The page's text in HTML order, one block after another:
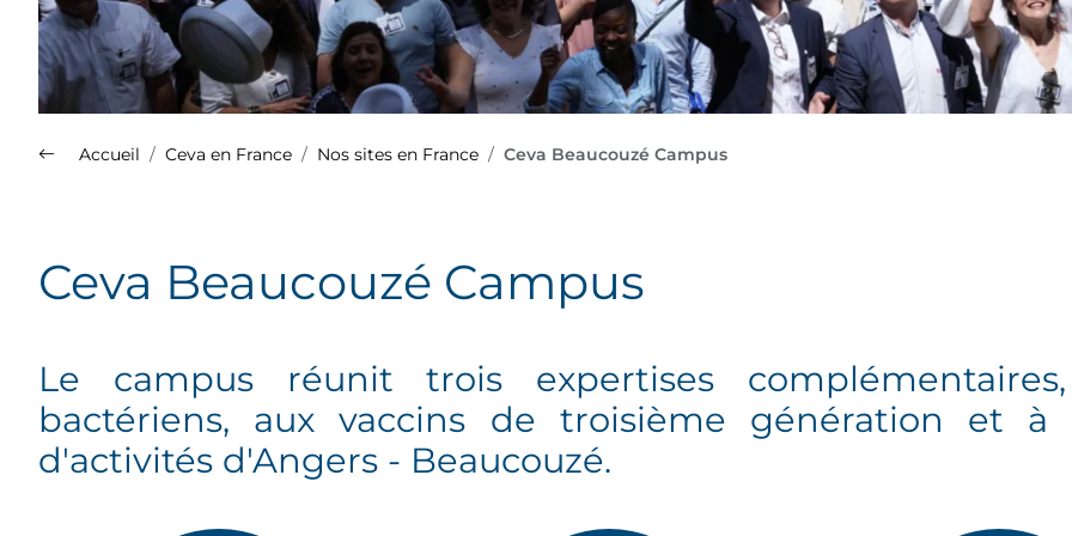
Plus d'info sur le Groupe Ceva
Découvrez la présentation de
l'ensemble de nos spécialités
sur le site Med'Vet.
Accueil Ceva en France Nos sites en France Ceva Beaucouzé Campus
Ceva Beaucouzé Campus
Le campus réunit trois expertises
bactériens, aux vaccins de troisième génération et à
d'activités d'Angers - Beaucouzé.